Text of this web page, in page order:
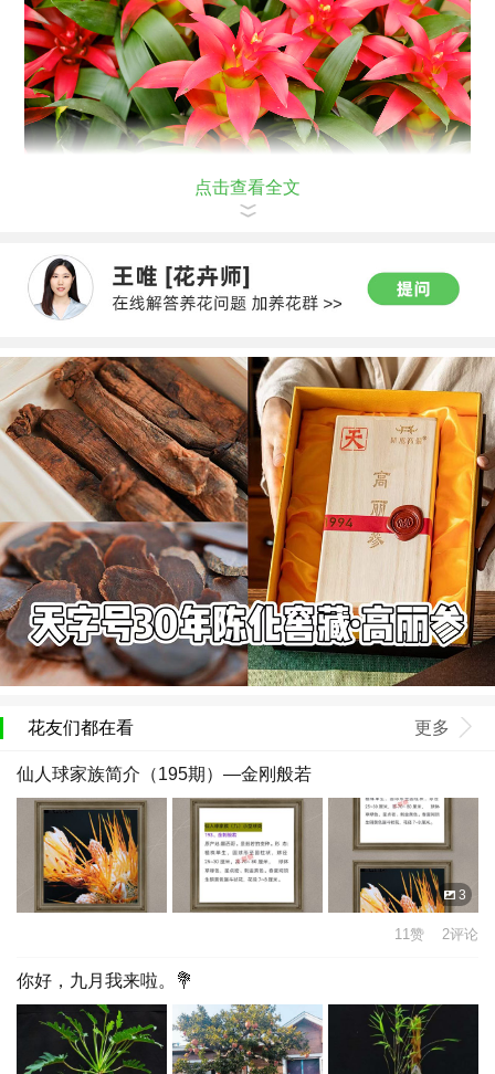
点击查看全文
花友们都在看 更多
仙人球家族简介（195期）—金刚般若
3
11赞 2评论
你好，九月我来啦。💐